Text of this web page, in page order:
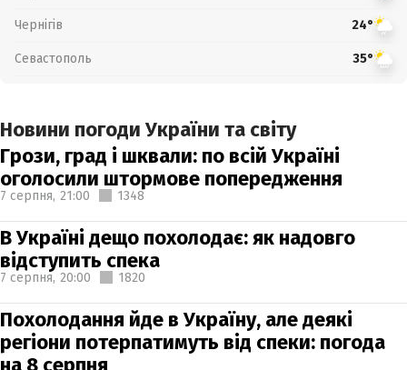
Чернігів 24°
Севастополь 35°
Новини погоди України та світу
Грози, град і шквали: по всій Україні
оголосили штормове попередження
7 серпня, 21:00 1348
В Україні дещо похолодає: як надовго
відступить спека
7 серпня, 20:00 1820
Похолодання йде в Україну, але деякі
регіони потерпатимуть від спеки: погода
на 8 серпня